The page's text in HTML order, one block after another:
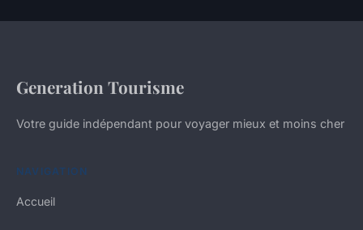
Generation Tourisme
Votre guide indépendant pour voyager mieux et moins cher
NAVIGATION
Accueil